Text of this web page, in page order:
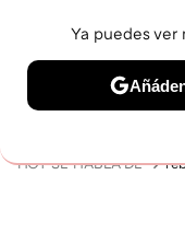
BELLEZA
HOY SE HABLA DE
Ya puedes ver